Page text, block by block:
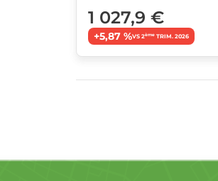
1 027,9 €
+5,87 %VS 2èmeTRIM. 2026